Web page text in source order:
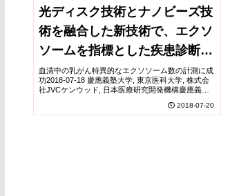
光ディスク技術とナノビーズ技
術を融合した新技術で、エクソ
ソームを指標とした疾患診断の
実現へ
血清中の乳がん特異的なエクソソーム数の計測に成
功2018-07-18 慶應義塾大学, 東京医科大学, 株式会
社JVCケンウッド, 日本医療研究開発機構慶應義塾
京医科大学ナノ粒子先端医学応用講座の...2018-07-20